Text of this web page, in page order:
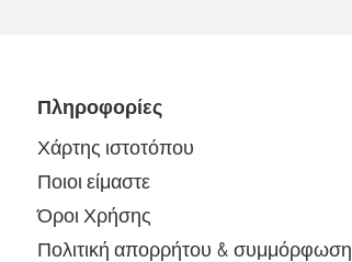
Πληροφορίες
Χάρτης ιστοτόπου
Ποιοι είμαστε
Όροι Χρήσης
Πολιτική απορρήτου & συμμόρφωση